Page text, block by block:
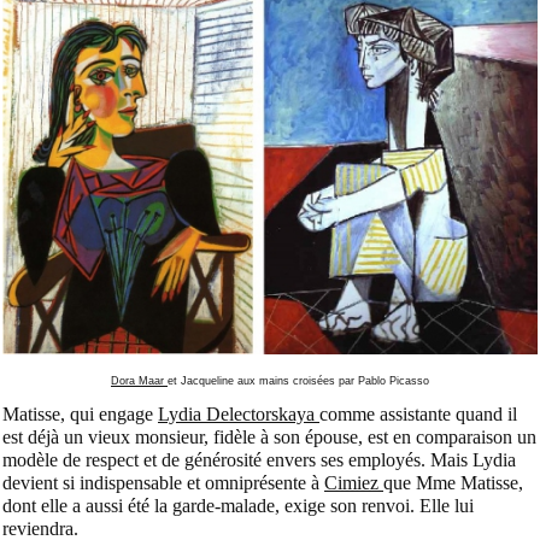
Dora Maar et Jacqueline aux mains croisées par Pablo Picasso
Matisse, qui engage Lydia Delectorskaya comme assistante quand il
est déjà un vieux monsieur, fidèle à son épouse, est en comparaison un
modèle de respect et de générosité envers ses employés. Mais Lydia
devient si indispensable et omniprésente à Cimiez que Mme Matisse,
dont elle a aussi été la garde-malade, exige son renvoi. Elle lui
reviendra.